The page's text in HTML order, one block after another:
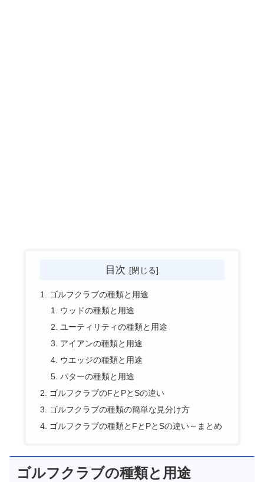
目次
ゴルフクラブの種類と用途
ウッドの種類と用途
ユーティリティの種類と用途
アイアンの種類と用途
ウエッジの種類と用途
パターの種類と用途
ゴルフクラブのFとPとSの違い
ゴルフクラブの種類の簡単な見分け方
ゴルフクラブの種類とFとPとSの違い～まとめ
ゴルフクラブの種類と用途